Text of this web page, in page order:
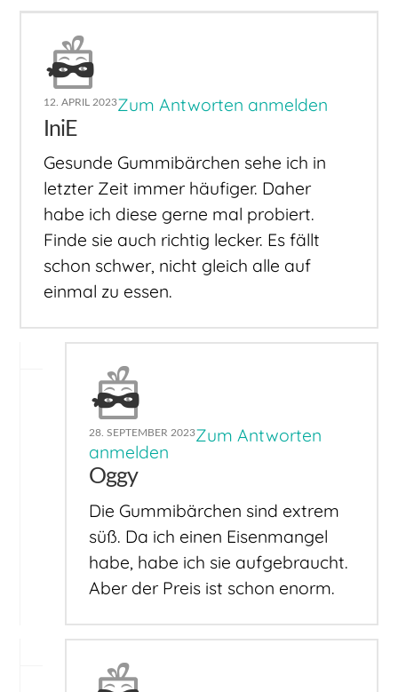
12. APRIL 2023Zum Antworten anmelden
IniE
Gesunde Gummibärchen sehe ich in
letzter Zeit immer häufiger. Daher
habe ich diese gerne mal probiert.
Finde sie auch richtig lecker. Es fällt
schon schwer, nicht gleich alle auf
einmal zu essen.
28. SEPTEMBER 2023Zum Antworten
anmelden
Oggy
Die Gummibärchen sind extrem
süß. Da ich einen Eisenmangel
habe, habe ich sie aufgebraucht.
Aber der Preis ist schon enorm.